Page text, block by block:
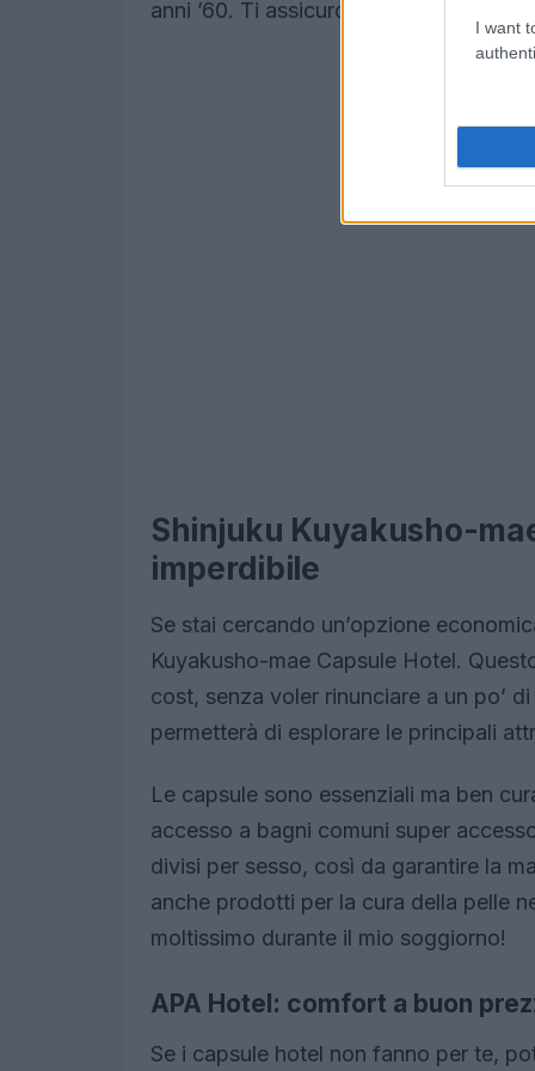
I want
anni ’60. Ti assicuro che è
Shinjuku Kuyakusho-
imperdibile
Se stai cercando un’opzione
Kuyakusho-mae Capsule Hotel.
cost, senza voler rinunciare a un po’
permetterà di esplorare le principali
Le capsule sono essenziali ma ben
accesso a bagni comuni super
divisi per sesso, così da garantire la
anche prodotti per la cura della pelle
moltissimo durante il mio soggiorno!
APA Hotel: comfort a buon
Se i capsule hotel non fanno per te,